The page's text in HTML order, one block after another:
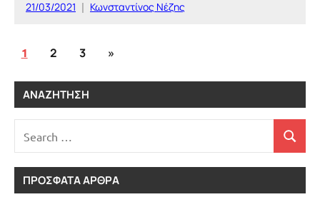
21/03/2021 Κωνσταντίνος Νέζης
ΕΛΛΑΔΑ
Σελιδοποίηση
άρθρων
1 2 3
Next
»
ΑΝΑΖΉΤΗΣΗ
for:
Search
ΠΡΟΣΦΑΤΑ ΑΡΘΡΑ